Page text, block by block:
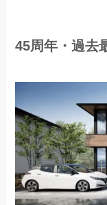
45周年・過去